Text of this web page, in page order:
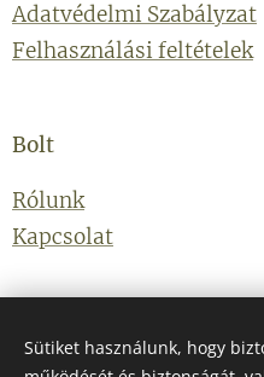
Adatvédelmi Szabályzat
Felhasználási feltételek
Bolt
Rólunk
Kapcsolat
Sütiket használunk, hogy